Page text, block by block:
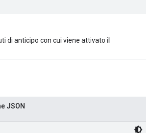
di anticipo con cui viene attivato il
JSON